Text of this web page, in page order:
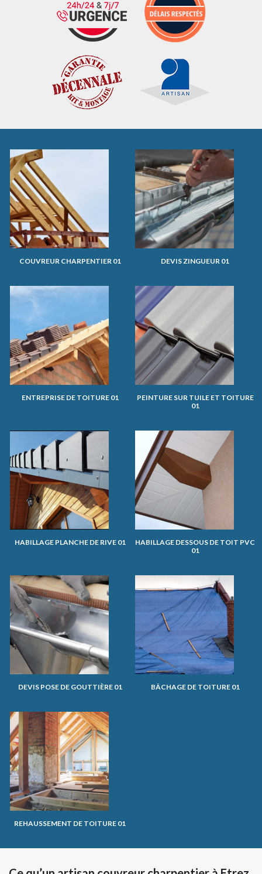
COUVREUR CHARPENTIER 01 DEVIS ZINGUEUR 01
ENTREPRISE DE TOITURE 01
PEINTURE SUR TUILE ET TOITURE
01
HABILLAGE PLANCHE DE RIVE 01
HABILLAGE DESSOUS DE TOIT PVC
01
DEVIS POSE DE GOUTTIÈRE 01 BÂCHAGE DE TOITURE 01
REHAUSSEMENT DE TOITURE 01